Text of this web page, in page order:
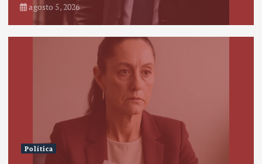
agosto 5, 2026
Política